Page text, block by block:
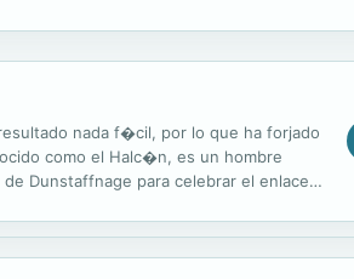
nada f�cil, por lo que ha forjado
como el Halc�n, es un hombre
Dunstaffnage para celebrar el enlace